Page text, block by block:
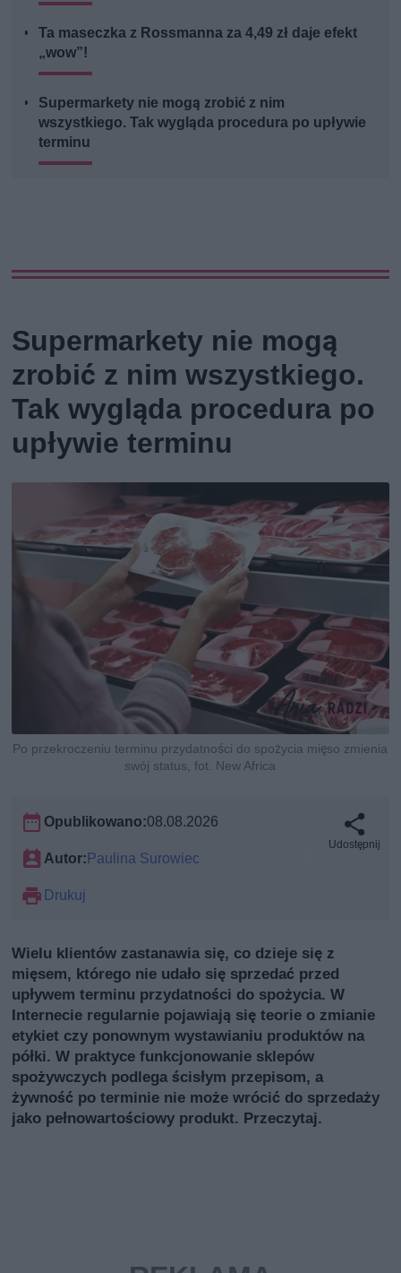
Ta maseczka z Rossmanna za 4,49 zł daje efekt
„wow”!
Supermarkety nie mogą zrobić z nim
wszystkiego. Tak wygląda procedura po upływie
terminu
Supermarkety nie mogą
zrobić z nim wszystkiego.
Tak wygląda procedura po
upływie terminu
Po przekroczeniu terminu przydatności do spożycia mięso zmienia
swój status, fot. New Africa
Opublikowano:08.08.2026
Autor:Paulina Surowiec
Drukuj
Udostępnij
Wielu klientów zastanawia się, co dzieje się z
mięsem, którego nie udało się sprzedać przed
upływem terminu przydatności do spożycia. W
Internecie regularnie pojawiają się teorie o zmianie
etykiet czy ponownym wystawianiu produktów na
półki. W praktyce funkcjonowanie sklepów
spożywczych podlega ścisłym przepisom, a
żywność po terminie nie może wrócić do sprzedaży
jako pełnowartościowy produkt. Przeczytaj.